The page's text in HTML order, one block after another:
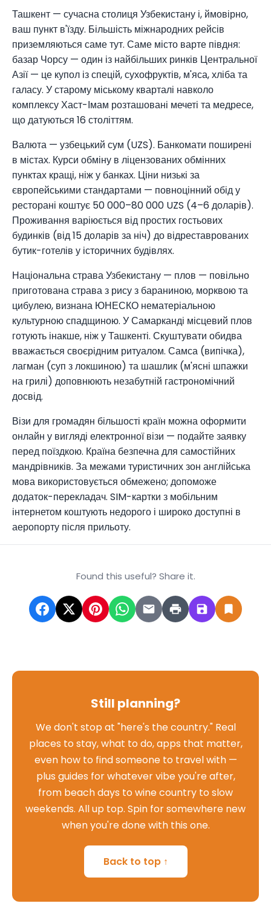
Ташкент — сучасна столиця Узбекистану і, ймовірно,
ваш пункт в'їзду. Більшість міжнародних рейсів
приземляються саме тут. Саме місто варте півдня:
базар Чорсу — один із найбільших ринків Центральної
Азії — це купол із спецій, сухофруктів, м'яса, хліба та
галасу. У старому міському кварталі навколо
комплексу Хаст-Імам розташовані мечеті та медресе,
що датуються 16 століттям.
Валюта — узбецький сум (UZS). Банкомати поширені
в містах. Курси обміну в ліцензованих обмінних
пунктах кращі, ніж у банках. Ціни низькі за
європейськими стандартами — повноцінний обід у
ресторані коштує 50 000–80 000 UZS (4–6 доларів).
Проживання варіюється від простих гостьових
будинків (від 15 доларів за ніч) до відреставрованих
бутик-готелів у історичних будівлях.
Національна страва Узбекистану — плов — повільно
приготована страва з рису з бараниною, морквою та
цибулею, визнана ЮНЕСКО нематеріальною
культурною спадщиною. У Самарканді місцевий плов
готують інакше, ніж у Ташкенті. Скуштувати обидва
вважається своєрідним ритуалом. Самса (випічка),
лагман (суп з локшиною) та шашлик (м'ясні шпажки
на грилі) доповнюють незабутній гастрономічний
досвід.
Візи для громадян більшості країн можна оформити
онлайн у вигляді електронної візи — подайте заявку
перед поїздкою. Країна безпечна для самостійних
мандрівників. За межами туристичних зон англійська
мова використовується обмежено; допоможе
додаток-перекладач. SIM-картки з мобільним
інтернетом коштують недорого і широко доступні в
аеропорту після прильоту.
Found this useful? Share it.
Still planning?
We don't stop at "here's the country." Real
places to stay, what to do, apps that matter,
even how to find someone to travel with —
plus guides for whatever vibe you're after,
from beach days to wine country to slow
weekends. All up top. Spin for somewhere new
when you're done with this one.
Back to top ↑